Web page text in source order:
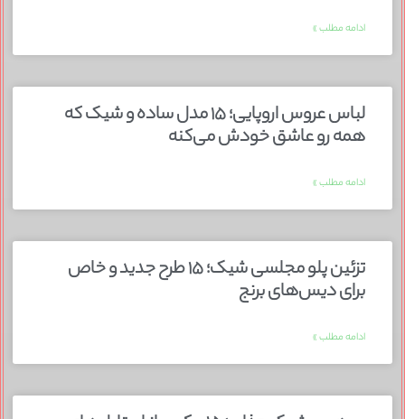
ادامه مطلب »
لباس عروس اروپایی؛ ۱۵ مدل ساده و شیک که
همه رو عاشق خودش می‌کنه
ادامه مطلب »
تزئین پلو مجلسی شیک؛ ۱۵ طرح جدید و خاص
برای دیس‌های برنج
ادامه مطلب »